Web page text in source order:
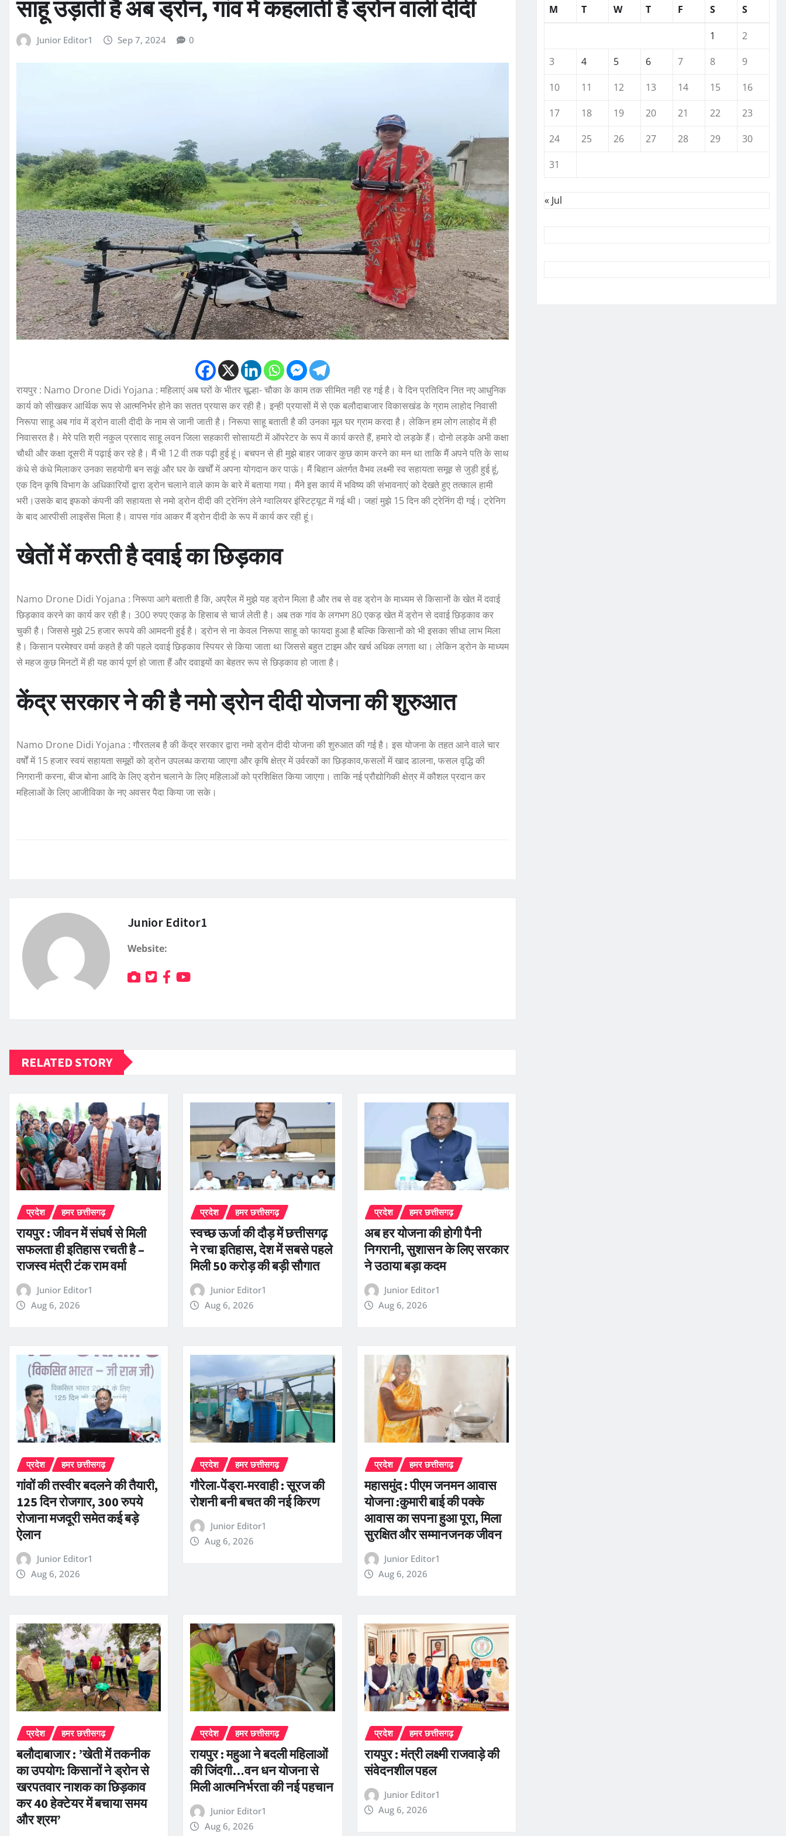
साहू उड़ाती है अब ड्रोन, गांव में कहलाती है ड्रोन वाली दीदी
Junior Editor1 Sep 7, 2024 0
रायपुर : Namo Drone Didi Yojana : महिलाएं अब घरों के भीतर चूल्हा- चौका के काम तक सीमित नही रह गई है। वे दिन प्रतिदिन नित नए आधुनिक
कार्य को सीखकर आर्थिक रूप से आत्मनिर्भर होने का सतत प्रयास कर रही है। इन्ही प्रयासों में से एक बलौदाबाजार विकासखंड के ग्राम लाहोद निवासी
निरूपा साहू अब गांव में ड्रोन वाली दीदी के नाम से जानी जाती है। निरूपा साहू बताती है की उनका मूल घर ग्राम करदा है। लेकिन हम लोग लाहोद में ही
निवासरत है। मेरे पति श्री नकुल प्रसाद साहू लवन जिला सहकारी सोसायटी में ऑपरेटर के रूप में कार्य करते हैं, हमारे दो लड़के हैं। दोनो लड़के अभी कक्षा
चौथी और कक्षा दूसरी में पढ़ाई कर रहे है। मैं भी 12 वी तक पढ़ी हुई हूं। बचपन से ही मुझे बाहर जाकर कुछ काम करने का मन था ताकि मैं अपने पति के साथ
कंधे से कंधे मिलाकर उनका सहयोगी बन सकूं और घर के खर्चों में अपना योगदान कर पाऊं। मैं बिहान अंतर्गत वैभव लक्ष्मी स्व सहायता समूह से जुड़ी हुई हूं,
एक दिन कृषि विभाग के अधिकारियों द्वारा ड्रोन चलाने वाले काम के बारे में बताया गया। मैंने इस कार्य में भविष्य की संभावनाएं को देखते हुए तत्काल हामी
भरी।उसके बाद इफको कंपनी की सहायता से नमो ड्रोन दीदी की ट्रेनिंग लेने ग्वालियर इंस्टिट्यूट में गई थी। जहां मुझे 15 दिन की ट्रेनिंग दी गई। ट्रेनिग
के बाद आरपीसी लाइसेंस मिला है। वापस गांव आकर मैं ड्रोन दीदी के रूप में कार्य कर रही हूं।
खेतों में करती है दवाई का छिड़काव
Namo Drone Didi Yojana : निरूपा आगे बताती है कि, अप्रैल में मुझे यह ड्रोन मिला है और तब से वह ड्रोन के माध्यम से किसानों के खेत में दवाई
छिड़काव करने का कार्य कर रही है। 300 रुपए एकड़ के हिसाब से चार्ज लेती है। अब तक गांव के लगभग 80 एकड़ खेत में ड्रोन से दवाई छिड़काव कर
चुकी है। जिससे मुझे 25 हजार रूपये की आमदनी हुई है। ड्रोन से ना केवल निरूपा साहू को फायदा हुआ है बल्कि किसानों को भी इसका सीधा लाभ मिला
है। किसान परमेश्वर वर्मा कहते है की पहले दवाई छिड़काव स्पियर से किया जाता था जिससे बहुत टाइम और खर्च अधिक लगता था। लेकिन ड्रोन के माध्यम
से महज कुछ मिनटों में ही यह कार्य पूर्ण हो जाता हैं और दवाइयों का बेहतर रूप से छिड़काव हो जाता है।
केंद्र सरकार ने की है नमो ड्रोन दीदी योजना की शुरुआत
Namo Drone Didi Yojana : गौरतलब है की केंद्र सरकार द्वारा नमो ड्रोन दीदी योजना की शुरुआत की गई है। इस योजना के तहत आने वाले चार
वर्षों में 15 हजार स्वयं सहायता समूहों को ड्रोन उपलब्ध कराया जाएगा और कृषि क्षेत्र में उर्वरकों का छिड़काव,फसलों में खाद डालना, फसल वृद्धि की
निगरानी करना, बीज बोना आदि के लिए ड्रोन चलाने के लिए महिलाओं को प्रशिक्षित किया जाएगा। ताकि नई प्रौद्योगिकी क्षेत्र में कौशल प्रदान कर
महिलाओं के लिए आजीविका के नए अवसर पैदा किया जा सके।
Junior Editor1
Website:
RELATED STORY
प्रदेश हमर छत्तीसगढ़
रायपुर : जीवन में संघर्ष से मिली
सफलता ही इतिहास रचती है –
राजस्व मंत्री टंक राम वर्मा
Junior Editor1
Aug 6, 2026
प्रदेश हमर छत्तीसगढ़
स्वच्छ ऊर्जा की दौड़ में छत्तीसगढ़
ने रचा इतिहास, देश में सबसे पहले
मिली 50 करोड़ की बड़ी सौगात
Junior Editor1
Aug 6, 2026
प्रदेश हमर छत्तीसगढ़
अब हर योजना की होगी पैनी
निगरानी, सुशासन के लिए सरकार
ने उठाया बड़ा कदम
Junior Editor1
Aug 6, 2026
प्रदेश हमर छत्तीसगढ़
गांवों की तस्वीर बदलने की तैयारी,
125 दिन रोजगार, 300 रुपये
रोजाना मजदूरी समेत कई बड़े
ऐलान
Junior Editor1
Aug 6, 2026
प्रदेश हमर छत्तीसगढ़
गौरेला-पेंड्रा-मरवाही : सूरज की
रोशनी बनी बचत की नई किरण
Junior Editor1
Aug 6, 2026
प्रदेश हमर छत्तीसगढ़
महासमुंद : पीएम जनमन आवास
योजना :कुमारी बाई की पक्के
आवास का सपना हुआ पूरा, मिला
सुरक्षित और सम्मानजनक जीवन
Junior Editor1
Aug 6, 2026
प्रदेश हमर छत्तीसगढ़
बलौदाबाजार : ’खेती में तकनीक
का उपयोग: किसानों ने ड्रोन से
खरपतवार नाशक का छिड़काव
कर 40 हेक्टेयर में बचाया समय
और श्रम’
प्रदेश हमर छत्तीसगढ़
रायपुर : महुआ ने बदली महिलाओं
की जिंदगी…वन धन योजना से
मिली आत्मनिर्भरता की नई पहचान
Junior Editor1
Aug 6, 2026
प्रदेश हमर छत्तीसगढ़
रायपुर : मंत्री लक्ष्मी राजवाड़े की
संवेदनशील पहल
Junior Editor1
Aug 6, 2026
M
T W T F S S
1
2
3
4 5 6 7 8
9
10
11 12 13 14 15
16
17
18 19 20 21 22
23
24
25 26 27 28 29
30
31
« Jul